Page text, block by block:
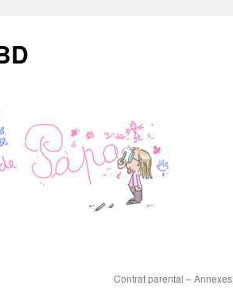
Contrat parental – Annexes